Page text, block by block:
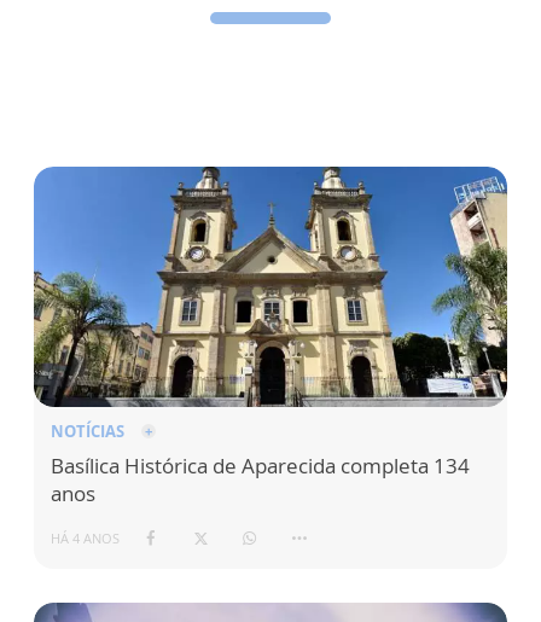
NOTÍCIAS
Basílica Histórica de Aparecida completa 134
anos
HÁ 4 ANOS